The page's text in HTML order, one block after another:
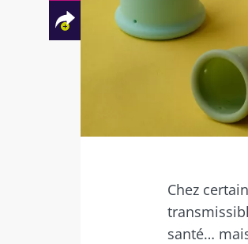
Mail
Chez
santé…